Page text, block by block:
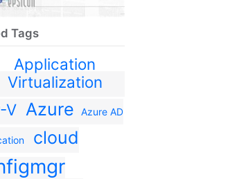
Tags
Application
Virtualization
V Azure Azure AD
cloud